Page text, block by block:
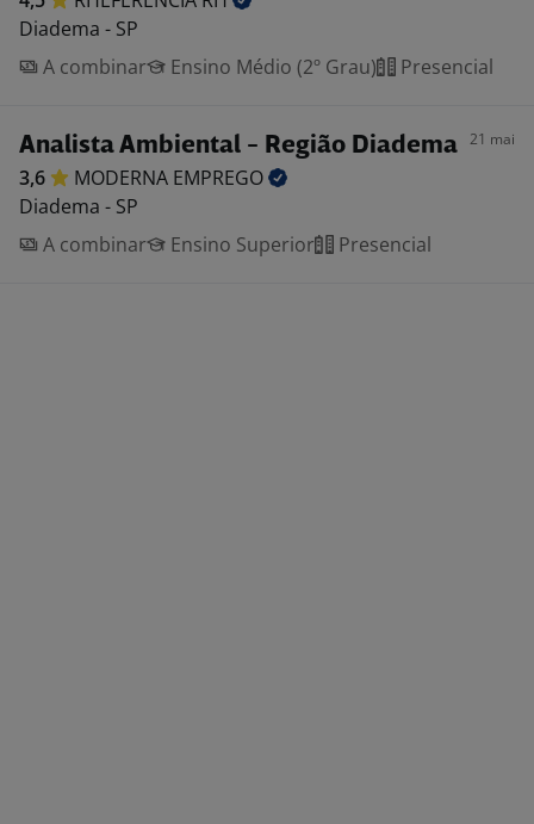
Diadema - SP
A combinar
Ensino Médio (2º Grau) Presencial
Analista Ambiental - Região Diadema 21 mai
3,6 MODERNA EMPREGO
Diadema - SP
A combinar
Ensino Superior Presencial